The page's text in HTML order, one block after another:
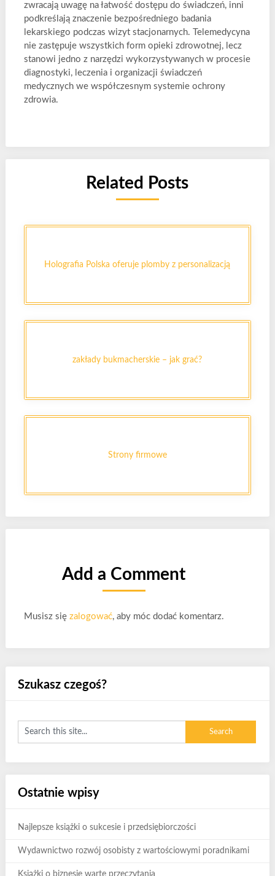
zwracają uwagę na łatwość dostępu do świadczeń, inni
podkreślają znaczenie bezpośredniego badania
lekarskiego podczas wizyt stacjonarnych. Telemedycyna
nie zastępuje wszystkich form opieki zdrowotnej, lecz
stanowi jedno z narzędzi wykorzystywanych w procesie
diagnostyki, leczenia i organizacji świadczeń
medycznych we współczesnym systemie ochrony
zdrowia.
Related Posts
Holografia Polska oferuje plomby z personalizacją
zakłady bukmacherskie – jak grać?
Strony firmowe
Add a Comment
Musisz się zalogować, aby móc dodać komentarz.
Szukasz czegoś?
Ostatnie wpisy
Najlepsze książki o sukcesie i przedsiębiorczości
Wydawnictwo rozwój osobisty z wartościowymi poradnikami